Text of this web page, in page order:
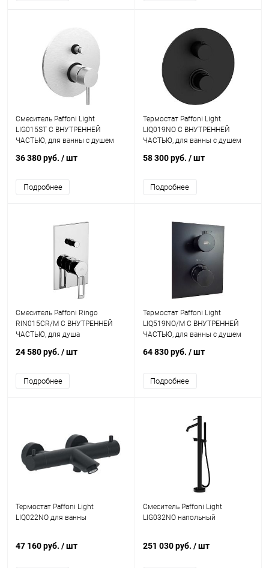
Смеситель Paffoni Light
LIG015ST С ВНУТРЕННЕЙ
ЧАСТЬЮ, для ванны с душем
36 380 руб. / шт
Подробнее
Термостат Paffoni Light
LIQ019NO С ВНУТРЕННЕЙ
ЧАСТЬЮ, для ванны с душем
58 300 руб. / шт
Подробнее
Смеситель Paffoni Ringo
RIN015CR/M С ВНУТРЕННЕЙ
ЧАСТЬЮ, для душа
24 580 руб. / шт
Подробнее
Термостат Paffoni Light
LIQ519NO/M С ВНУТРЕННЕЙ
ЧАСТЬЮ, для ванны с душем
64 830 руб. / шт
Подробнее
Термостат Paffoni Light
LIQ022NO для ванны
47 160 руб. / шт
Смеситель Paffoni Light
LIG032NO напольный
251 030 руб. / шт